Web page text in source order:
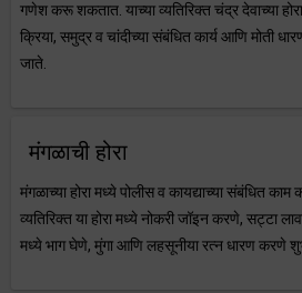
गणेश करू शकतात. याच्या व्यतिरिक्त चंद्र देवाच्या
क्रिया, समुद्र व चांदीच्या संबंधित कार्य आणि मोती
जाते.
मंगळाची होरा
मंगळाच्या होरा मध्ये पोलीस व कायद्याच्या संबंधित
व्यतिरिक्त या होरा मध्ये नोकरी जॉइन करणे, सट्टा
मध्ये भाग घेणे, मुंगा आणि लहसूनीया रत्न धारण करणे